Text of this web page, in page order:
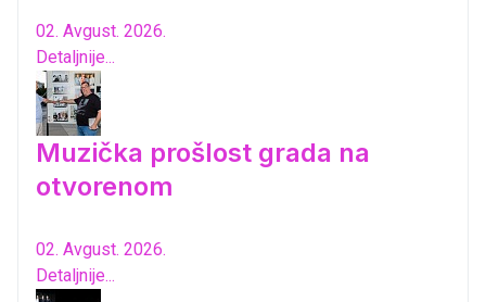
02. Avgust. 2026.
Detaljnije...
Muzička prošlost grada na
otvorenom
02. Avgust. 2026.
Detaljnije...